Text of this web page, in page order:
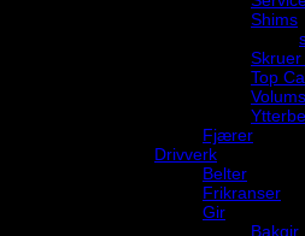
Shims
Top
Fjærer
Drivverk
Belter
Frikranser
Gir
Bakgir